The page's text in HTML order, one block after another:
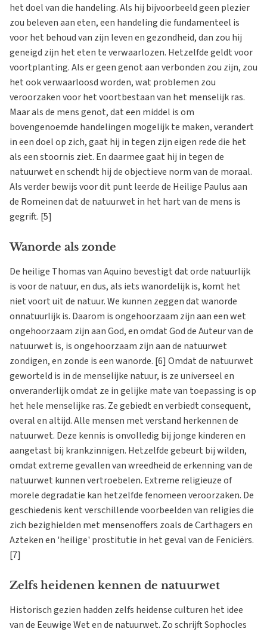
het doel van die handeling. Als hij bijvoorbeeld geen plezier
zou beleven aan eten, een handeling die fundamenteel is
voor het behoud van zijn leven en gezondheid, dan zou hij
geneigd zijn het eten te verwaarlozen. Hetzelfde geldt voor
voortplanting. Als er geen genot aan verbonden zou zijn, zou
het ook verwaarloosd worden, wat problemen zou
veroorzaken voor het voortbestaan van het menselijk ras.
Maar als de mens genot, dat een middel is om
bovengenoemde handelingen mogelijk te maken, verandert
in een doel op zich, gaat hij in tegen zijn eigen rede die het
als een stoornis ziet. En daarmee gaat hij in tegen de
natuurwet en schendt hij de objectieve norm van de moraal.
Als verder bewijs voor dit punt leerde de Heilige Paulus aan
de Romeinen dat de natuurwet in het hart van de mens is
gegrift. [5]
Wanorde als zonde
De heilige Thomas van Aquino bevestigt dat orde natuurlijk
is voor de natuur, en dus, als iets wanordelijk is, komt het
niet voort uit de natuur. We kunnen zeggen dat wanorde
onnatuurlijk is. Daarom is ongehoorzaam zijn aan een wet
ongehoorzaam zijn aan God, en omdat God de Auteur van de
natuurwet is, is ongehoorzaam zijn aan de natuurwet
zondigen, en zonde is een wanorde. [6] Omdat de natuurwet
geworteld is in de menselijke natuur, is ze universeel en
onveranderlijk omdat ze in gelijke mate van toepassing is op
het hele menselijke ras. Ze gebiedt en verbiedt consequent,
overal en altijd. Alle mensen met verstand herkennen de
natuurwet. Deze kennis is onvolledig bij jonge kinderen en
aangetast bij krankzinnigen. Hetzelfde gebeurt bij wilden,
omdat extreme gevallen van wreedheid de erkenning van de
natuurwet kunnen vertroebelen. Extreme religieuze of
morele degradatie kan hetzelfde fenomeen veroorzaken. De
geschiedenis kent verschillende voorbeelden van religies die
zich bezighielden met mensenoffers zoals de Carthagers en
Azteken en 'heilige' prostitutie in het geval van de Feniciërs.
[7]
Zelfs heidenen kennen de natuurwet
Historisch gezien hadden zelfs heidense culturen het idee
van de Eeuwige Wet en de natuurwet. Zo schrijft Sophocles